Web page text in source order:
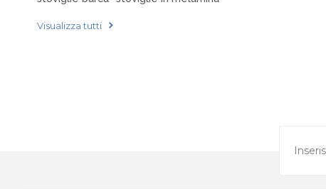
Visualizza tutti